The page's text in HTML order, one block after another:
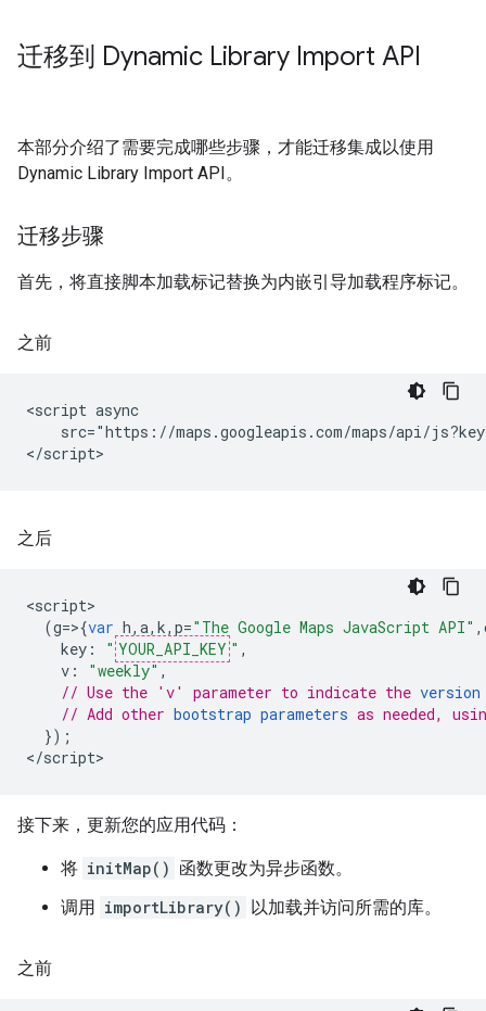
迁移到 Dynamic Library Import API
本部分介绍了需要完成哪些步骤，才能迁移集成以使用
Dynamic Library Import API。
迁移步骤
首先，将直接脚本加载标记替换为内嵌引导加载程序标记。
之前
<script async
src="https://maps.googleapis.com/maps/api/
</script>
之后
<script
(g=>{var h, a, k, p="The Google Maps JavaScript API" ,
key : " YOUR_API_KEY " ,
v : "weekly" ,
// Use the 'v' parameter to indicate the version
// Add other bootstrap parameters as needed,
});
</script>
接下来，更新您的应用代码：
将 initMap() 函数更改为异步函数。
调用 importLibrary() 以加载并访问所需的库。
之前